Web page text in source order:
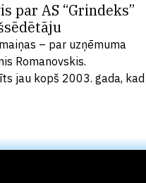
par AS “Grindeks”
– par uzņēmuma
Romanovskis.
jau kopš 2003. gada, kad